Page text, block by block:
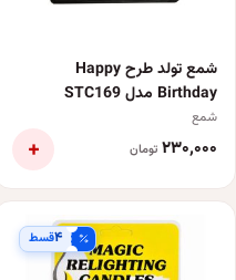
شمع تولد طرح Happy
Birthday مدل STC169
شمع
۲۳۰٬۰۰۰ تومان +
۴قسط